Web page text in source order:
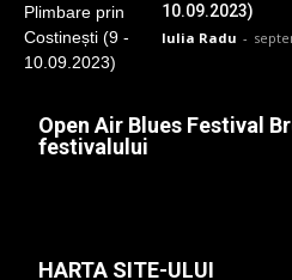
10.09.2023)
Iulia Radu -
Open Air Blues Festival
festivalului
HARTA SITE-ULUI